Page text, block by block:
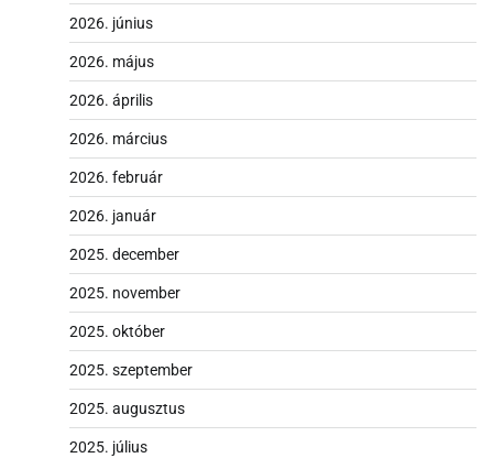
2026. június
2026. május
2026. április
2026. március
2026. február
2026. január
2025. december
2025. november
2025. október
2025. szeptember
2025. augusztus
2025. július